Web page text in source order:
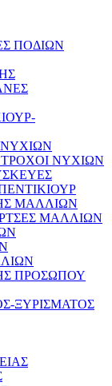
ΠΟΔΙΩΝ
ΝΥΧΙΩΝ
ΜΑΛΛΙΩΝ
ΜΑΛΛΙΩΝ
ΠΡΟΣΩΠΟΥ
ΞΥΡΙΣΜΑΤΟΣ